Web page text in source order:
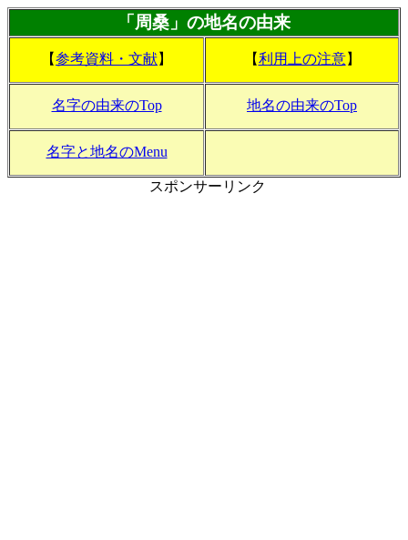
「周桑」の地名の由来
【参考資料・文献】 【利用上の注意】
名字の由来のTop 地名の由来のTop
名字と地名のMenu
スポンサーリンク